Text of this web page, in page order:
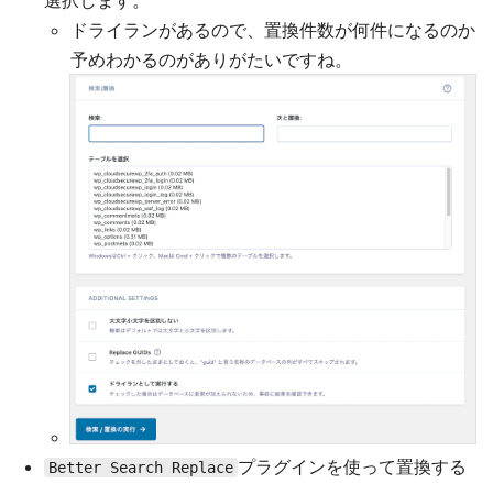
ドライランがあるので、置換件数が何件になるのか
予めわかるのがありがたいですね。
Better Search Replace プラグインを使って置換する